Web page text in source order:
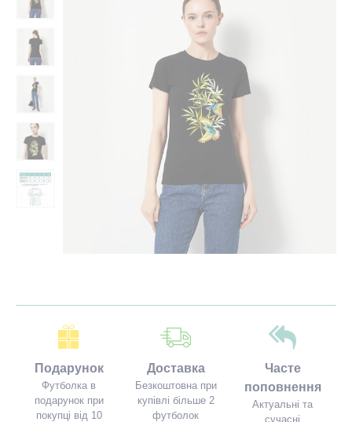
Подарунок
Футболка в
подарунок при
покупці від 10
Доставка
Безкоштовна при
купівлі більше 2
футболок
Часте
поповнення
Актуальні та
сучасні